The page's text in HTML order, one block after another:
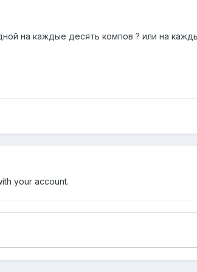
на каждые десять компов ? или на
your account.